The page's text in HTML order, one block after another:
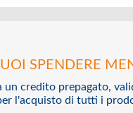
SPENDERE
un credito prepagato,
l'acquisto di tutti i